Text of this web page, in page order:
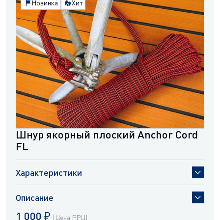
Тест на разрыв
от 450 кгс до 1300 кгс
Доступные цвета
Новинка Хит
Шнур якорный плоский Anchor Cord
FL
Характеристики
Диаметр
от 10 мм до 14 мм
Описание
1 000 ₽ (Цена РРЦ)